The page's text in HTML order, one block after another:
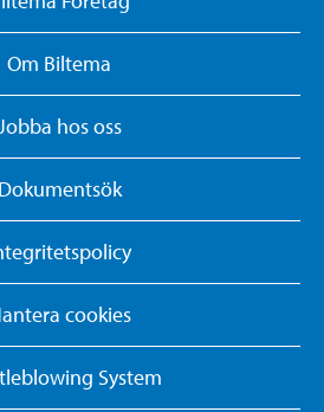
Om Biltema
hos oss
Dokumentsök
cookies
System